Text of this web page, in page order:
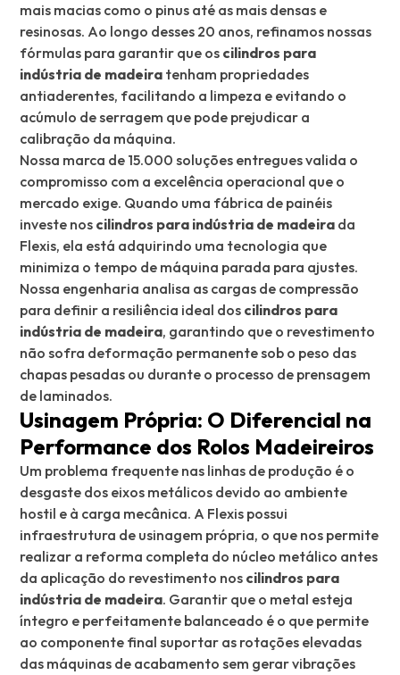
mais macias como o pinus até as mais densas e
resinosas. Ao longo desses 20 anos, refinamos nossas
fórmulas para garantir que os cilindros para
indústria de madeira tenham propriedades
antiaderentes, facilitando a limpeza e evitando o
acúmulo de serragem que pode prejudicar a
calibração da máquina.
Nossa marca de 15.000 soluções entregues valida o
compromisso com a excelência operacional que o
mercado exige. Quando uma fábrica de painéis
investe nos cilindros para indústria de madeira da
Flexis, ela está adquirindo uma tecnologia que
minimiza o tempo de máquina parada para ajustes.
Nossa engenharia analisa as cargas de compressão
para definir a resiliência ideal dos cilindros para
indústria de madeira, garantindo que o revestimento
não sofra deformação permanente sob o peso das
chapas pesadas ou durante o processo de prensagem
de laminados.
Usinagem Própria: O Diferencial na
Performance dos Rolos Madeireiros
Um problema frequente nas linhas de produção é o
desgaste dos eixos metálicos devido ao ambiente
hostil e à carga mecânica. A Flexis possui
infraestrutura de usinagem própria, o que nos permite
realizar a reforma completa do núcleo metálico antes
da aplicação do revestimento nos cilindros para
indústria de madeira. Garantir que o metal esteja
íntegro e perfeitamente balanceado é o que permite
ao componente final suportar as rotações elevadas
das máquinas de acabamento sem gerar vibrações